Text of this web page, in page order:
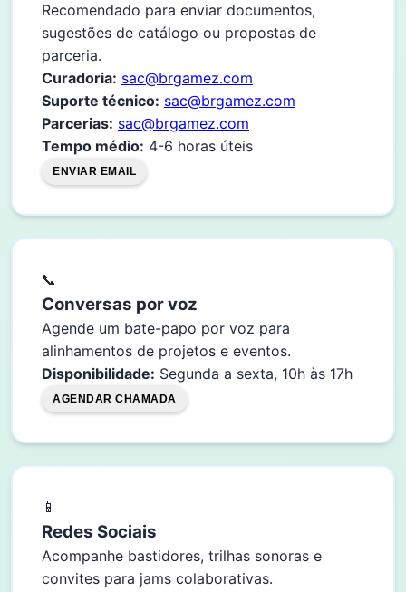
Recomendado para enviar documentos,
sugestões de catálogo ou propostas de
parceria.
Curadoria: sac@brgamez.com
Suporte técnico: sac@brgamez.com
Parcerias: sac@brgamez.com
Tempo médio: 4-6 horas úteis
ENVIAR EMAIL
📞
Conversas por voz
Agende um bate-papo por voz para
alinhamentos de projetos e eventos.
Disponibilidade: Segunda a sexta, 10h às 17h
AGENDAR CHAMADA
📱
Redes Sociais
Acompanhe bastidores, trilhas sonoras e
convites para jams colaborativas.